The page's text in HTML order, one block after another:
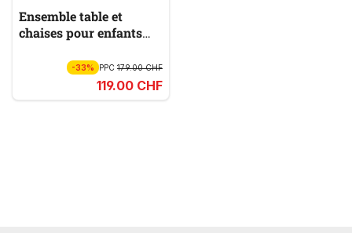
Ensemble table et
chaises pour enfants
-33% PPC 179.00 CHF
119.00 CHF